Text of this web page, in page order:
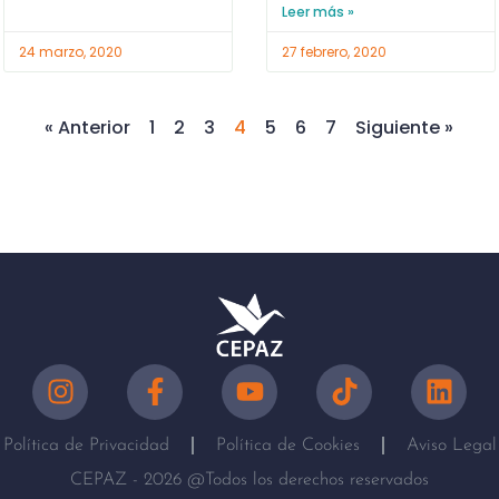
24 marzo, 2020
Leer más »
27 febrero, 2020
« Anterior 1 2 3 4 5 6 7 Siguiente »
Política de Privacidad Política de Cookies
Aviso Legal
CEPAZ - 2026 @Todos los derechos reservados